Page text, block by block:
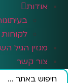
אודות
מגזין הגיל
צור קשר
Search